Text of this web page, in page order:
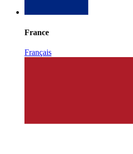
France
Français